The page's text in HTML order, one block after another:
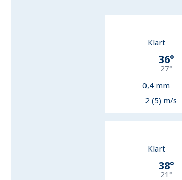
Klart
36°
27°
0,4 mm
2 (5) m/s
Klart
38°
21 °